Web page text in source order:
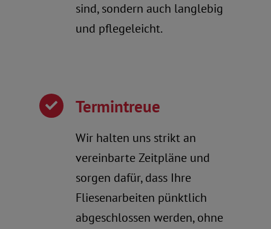
sind, sondern auch langlebig
und pflegeleicht.
Termintreue
Wir halten uns strikt an
vereinbarte Zeitpläne und
sorgen dafür, dass Ihre
Fliesenarbeiten pünktlich
abgeschlossen werden, ohne